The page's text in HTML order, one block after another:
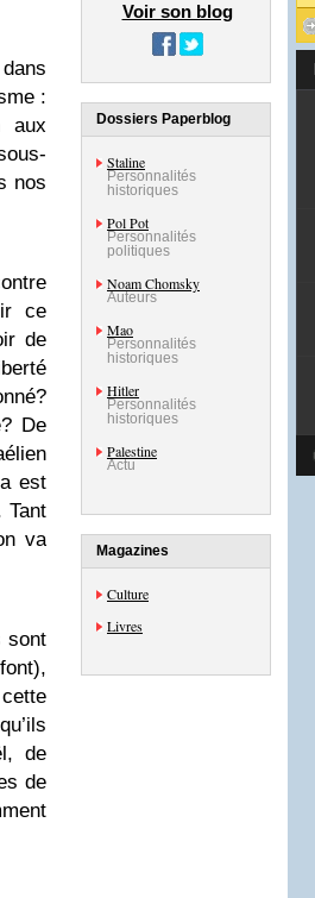
:
aux
nos
ce
de
De
est
Tant
va
sont
de
de
Voir son blog
Dossiers Paperblog
Staline
Personnalités
historiques
Pol Pot
Personnalités
politiques
Noam Chomsky
Auteurs
Mao
Personnalités
historiques
Hitler
Personnalités
historiques
Palestine
Actu
Magazines
Culture
Livres